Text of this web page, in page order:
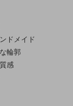
ドメイド
輪郭
感